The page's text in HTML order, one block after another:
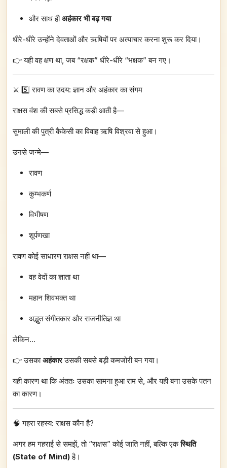
और साथ हीअहंकार भी बढ़ गया
धीरे-धीरे उन्होंने देवताओं और ऋषियों पर अत्याचार करना शुरू कर दिया।
👉 यही वह क्षण था, जब “रक्षक” धीरे-धीरे “भक्षक” बन गए।
⚔️ 5️⃣ रावण का उदय: ज्ञान और अहंकार का संगम
राक्षस वंश की सबसे प्रसिद्ध कड़ी आती है—
सुमाली की पुत्री कैकेसी का विवाह ऋषि विश्रवा से हुआ।
उनसे जन्मे—
रावण
कुम्भकर्ण
विभीषण
शूर्पणखा
रावण कोई साधारण राक्षस नहीं था—
वह वेदों का ज्ञाता था
महान शिवभक्त था
अद्भुत संगीतकार और राजनीतिज्ञ था
लेकिन…
👉 उसकाअहंकारउसकी सबसे बड़ी कमजोरी बन गया।
यही कारण था कि अंततः उसका सामना हुआ राम से, और यही बना उसके पतन
का कारण।
🧠 गहरा रहस्य: राक्षस कौन है?
अगर हम गहराई से समझें, तो “राक्षस” कोई जाति नहीं, बल्कि एकस्थिति
(State of Mind)है।